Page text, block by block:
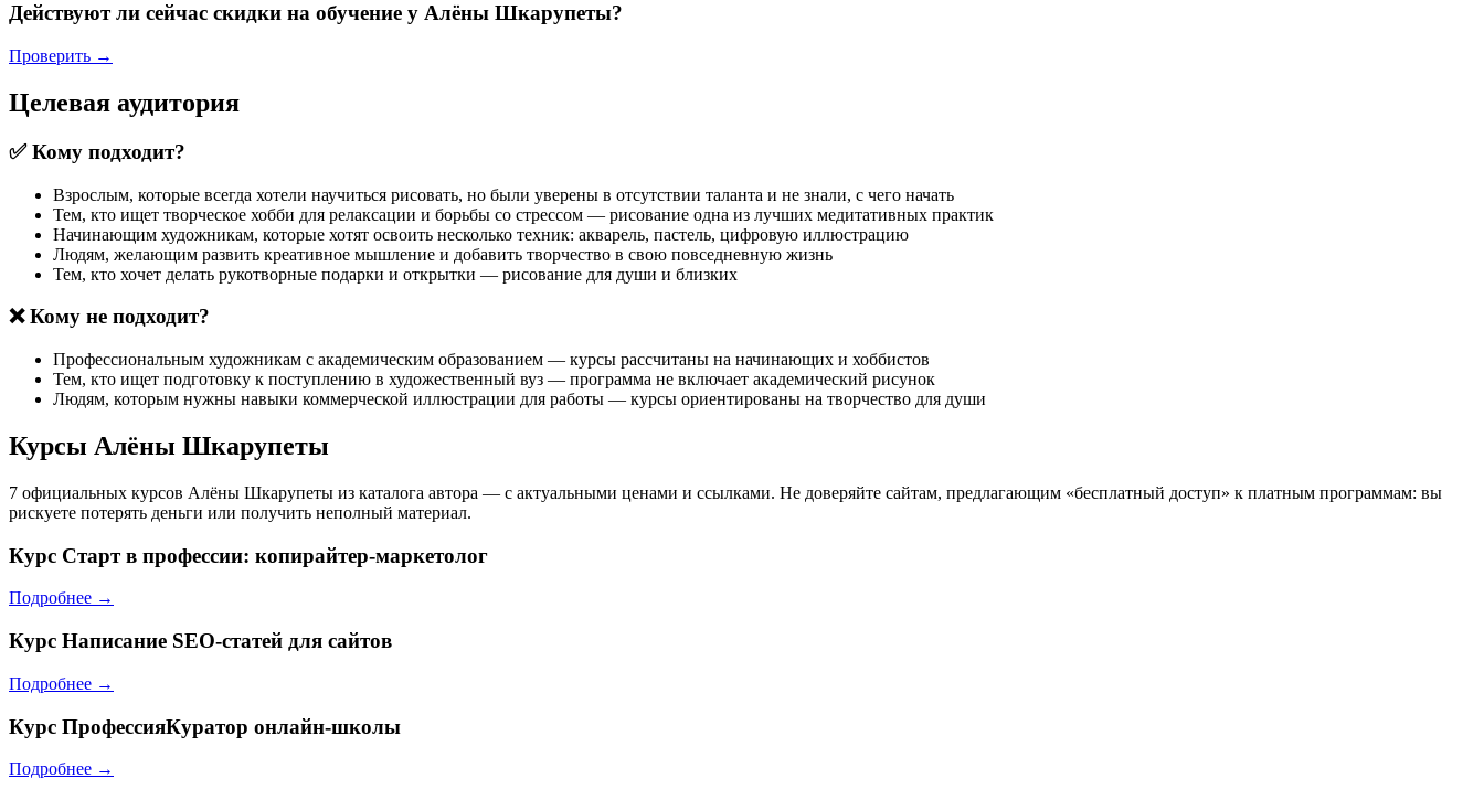
Действуют ли сейчас скидки на обучение у Алёны Шкарупеты?
Проверить →
Целевая аудитория
✅ Кому подходит?
Взрослым, которые всегда хотели научиться рисовать, но были уверены в отсутствии таланта и не знали, с чего начать
Тем, кто ищет творческое хобби для релаксации и борьбы со стрессом — рисование одна из лучших медитативных практик
Начинающим художникам, которые хотят освоить несколько техник: акварель, пастель, цифровую иллюстрацию
Людям, желающим развить креативное мышление и добавить творчество в свою повседневную жизнь
Тем, кто хочет делать рукотворные подарки и открытки — рисование для души и близких
❌ Кому не подходит?
Профессиональным художникам с академическим образованием — курсы рассчитаны на начинающих и хоббистов
Тем, кто ищет подготовку к поступлению в художественный вуз — программа не включает академический рисунок
Людям, которым нужны навыки коммерческой иллюстрации для работы — курсы ориентированы на творчество для души
Курсы Алёны Шкарупеты
7 официальных курсов Алёны Шкарупеты из каталога автора — с актуальными ценами и ссылками. Не доверяйте сайтам, предлагающим «бесплатный доступ» к платным программам: вы
рискуете потерять деньги или получить неполный материал.
Курс Старт в профессии: копирайтер-маркетолог
Подробнее →
Курс Написание SEO-статей для сайтов
Подробнее →
Курс ПрофессияКуратор онлайн-школы
Подробнее →